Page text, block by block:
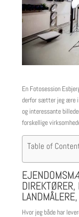
En Fotosession
derfor sætter jeg ære i
og interessante
forskellige
Table of
Hvor jeg både har